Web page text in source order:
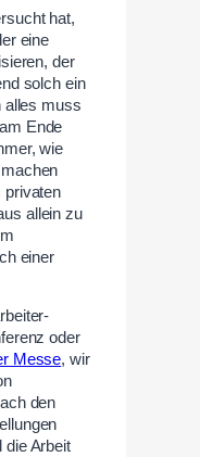
hat,
eine
der
solch ein
alles muss
Ende
wie
privaten
allein zu
einer
oder
Messe, wir
den
die Arbeit